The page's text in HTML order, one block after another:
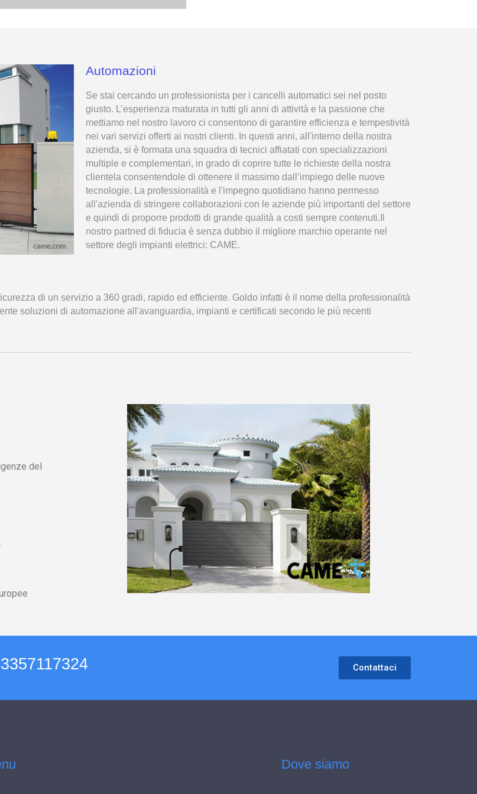
Automazioni
Se stai cercando un professionista per i cancelli automatici sei nel posto
giusto. L’esperienza maturata in tutti gli anni di attività e la passione che
mettiamo nel nostro lavoro ci consentono di garantire efficienza e tempestività
nei vari servizi offerti ai nostri clienti. In questi anni, all'interno della nostra
azienda, si è formata una squadra di tecnici affiatati con specializzazioni
multiple e complementari, in grado di coprire tutte le richieste della nostra
clientela consentendole di ottenere il massimo dall’impiego delle nuove
tecnologie. La professionalità e l'impegno quotidiano hanno permesso
all'azienda di stringere collaborazioni con le aziende più importanti del settore
e quindi di proporre prodotti di grande qualità a costi sempre contenuti.Il
nostro partned di fiducia è senza dubbio il migliore marchio operante nel
settore degli impianti elettrici: CAME.
di un servizio a 360 gradi, rapido ed efficiente. Goldo infatti è il nome della professionalità
soluzioni di automazione all'avanguardia, impianti e certificati secondo le più recenti
del
3357117324 Contattaci
Dove siamo